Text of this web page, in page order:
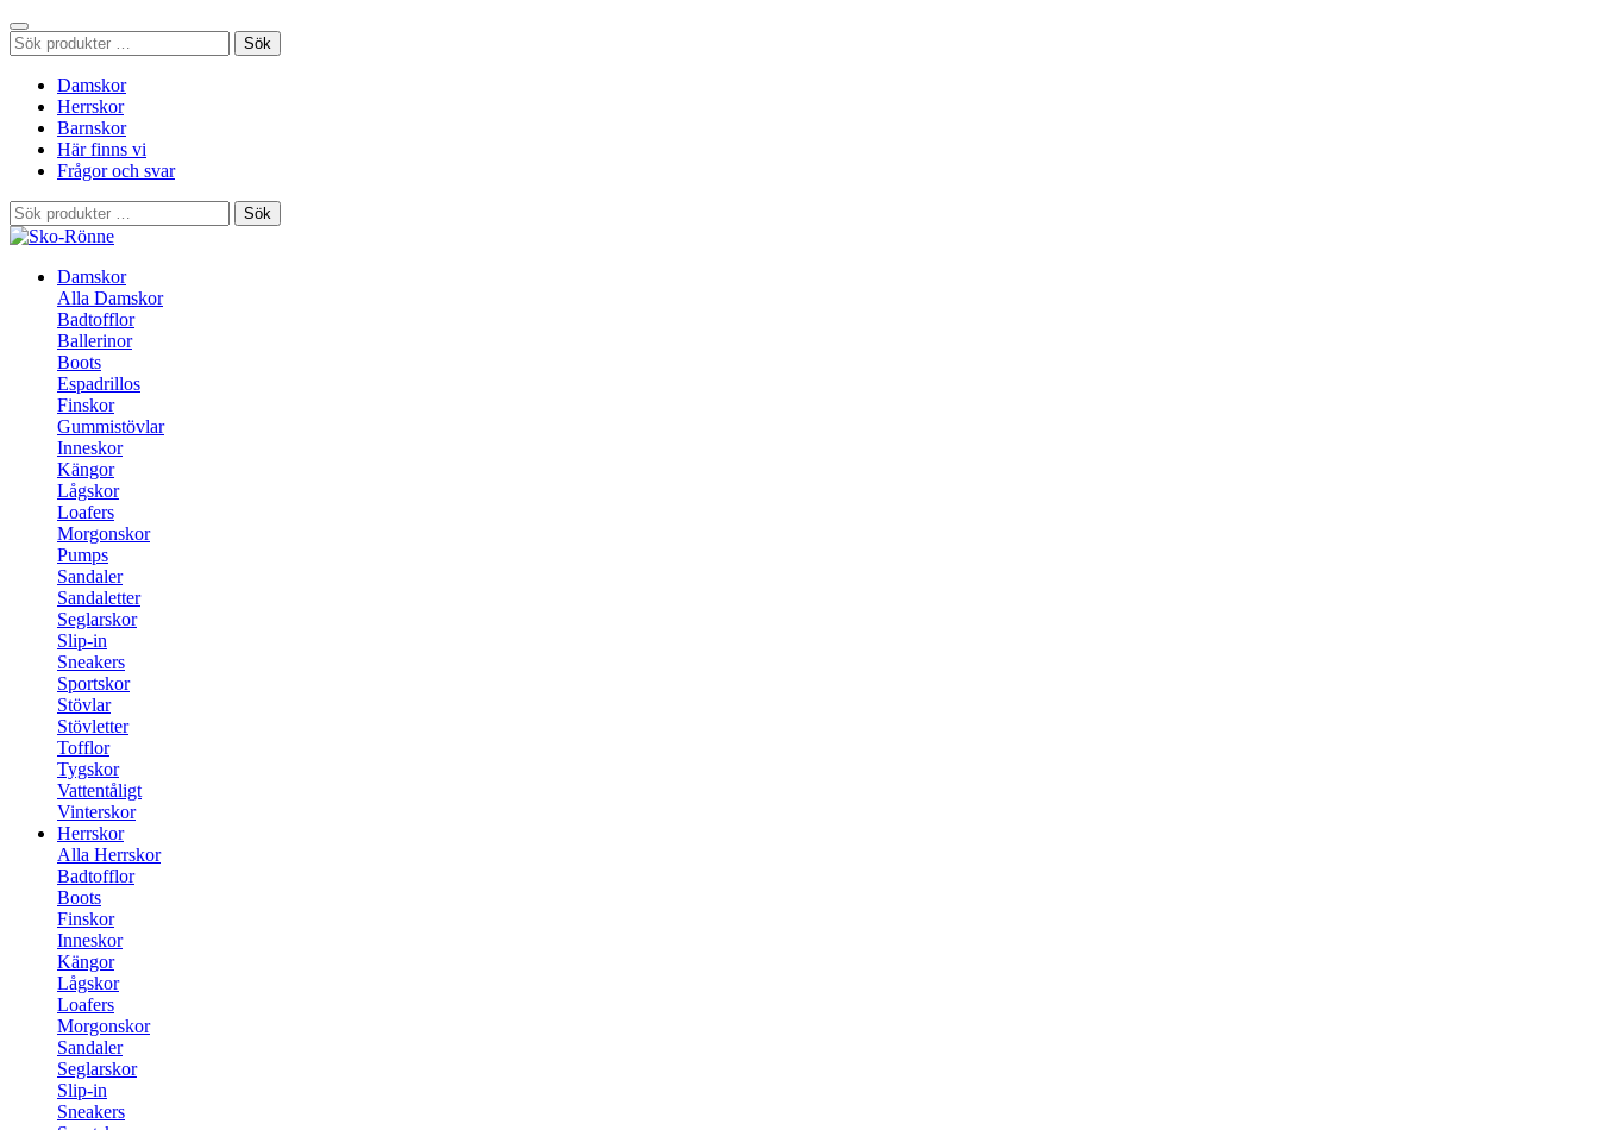
Sök
efter:
Sök
Damskor
Herrskor
Barnskor
Här finns vi
Frågor och svar
Sök
efter:
Sök
Damskor
Alla Damskor
Badtofflor
Ballerinor
Boots
Espadrillos
Finskor
Gummistövlar
Inneskor
Kängor
Lågskor
Loafers
Morgonskor
Pumps
Sandaler
Sandaletter
Seglarskor
Slip-in
Sneakers
Sportskor
Stövlar
Stövletter
Tofflor
Tygskor
Vattentåligt
Vinterskor
Herrskor
Alla Herrskor
Badtofflor
Boots
Finskor
Inneskor
Kängor
Lågskor
Loafers
Morgonskor
Sandaler
Seglarskor
Slip-in
Sneakers